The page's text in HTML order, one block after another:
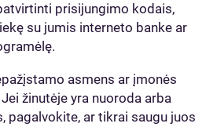
prisijungimo kodais,
su jumis interneto banke ar
asmens ar įmonės
žinutėje yra nuoroda arba
pagalvokite, ar tikrai saugu juos